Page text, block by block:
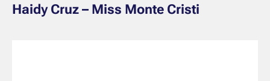
Haidy Cruz – Miss Monte Cristi